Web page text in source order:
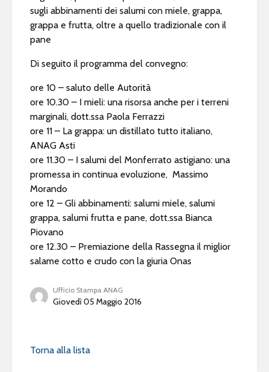
sugli abbinamenti dei salumi con miele, grappa,
grappa e frutta, oltre a quello tradizionale con il
pane
Di seguito il programma del convegno:
ore 10 – saluto delle Autorità
ore 10.30 – I mieli: una risorsa anche per i terreni
marginali, dott.ssa Paola Ferrazzi
ore 11 – La grappa: un distillato tutto italiano,
ANAG Asti
ore 11.30 – I salumi del Monferrato astigiano: una
promessa in continua evoluzione, Massimo
Morando
ore 12 – Gli abbinamenti: salumi miele, salumi
grappa, salumi frutta e pane, dott.ssa Bianca
Piovano
ore 12.30 – Premiazione della Rassegna il miglior
salame cotto e crudo con la giuria Onas
Ufficio Stampa ANAG
Giovedì 05 Maggio 2016
Torna alla lista